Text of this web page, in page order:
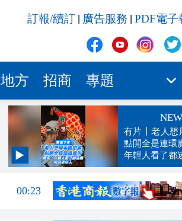
訂報/續訂 廣告服務 PDF電子
地方 招商 專題
有片丨老人想
點開全是連環
年輕人看了都
年人
04:26
00:23